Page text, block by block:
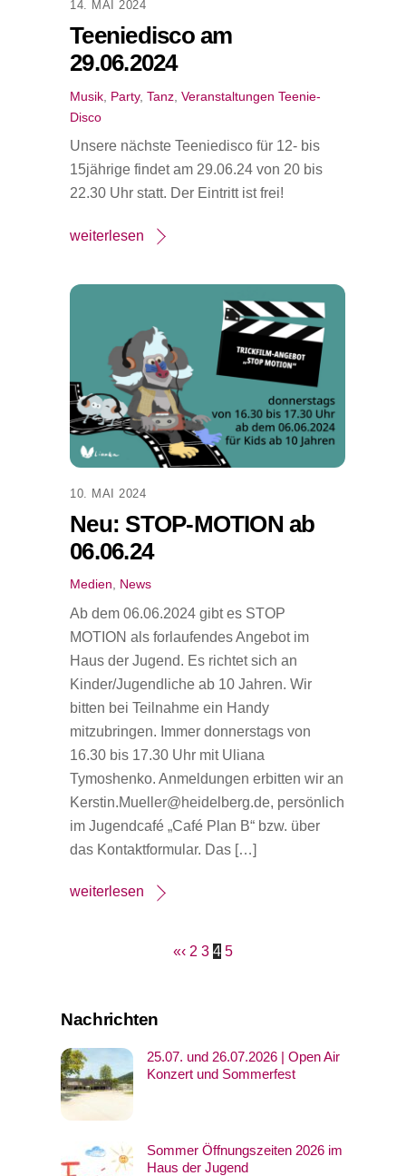
14. MAI 2024
Teeniedisco am
29.06.2024
Musik Party,Tanz ,Veranstaltungen Teenie-
Disco
Unsere nächste Teeniedisco für 12- bis
15jährige findet am 29.06.24 von 20 bis
22.30 Uhr statt. Der Eintritt ist frei!
weiterlesen
10. MAI 2024
Neu: STOP-MOTION ab
06.06.24
Medien, News
Ab dem 06.06.2024 gibt es STOP
MOTION als forlaufendes Angebot im
Haus der Jugend. Es richtet sich an
Kinder/Jugendliche ab 10 Jahren. Wir
bitten bei Teilnahme ein Handy
mitzubringen. Immer donnerstags von
16.30 bis 17.30 Uhr mit Uliana
Tymoshenko. Anmeldungen erbitten wir an
Kerstin.Mueller@heidelberg.de, persönlich
im Jugendcafé „Café Plan B“ bzw. über
das Kontaktformular. Das […]
weiterlesen
«‹ 2 3 4 5
Nachrichten
25.07. und 26.07.2026 | Open Air
Konzert und Sommerfest
Sommer Öffnungszeiten 2026 im
Haus der Jugend